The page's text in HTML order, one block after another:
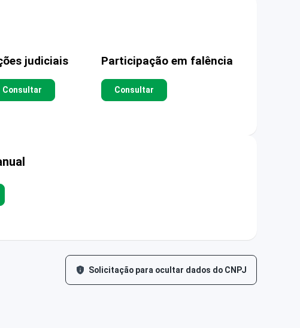
judiciais
Consultar
Participação em falência
Consultar
Solicitação para ocultar dados do CNPJ